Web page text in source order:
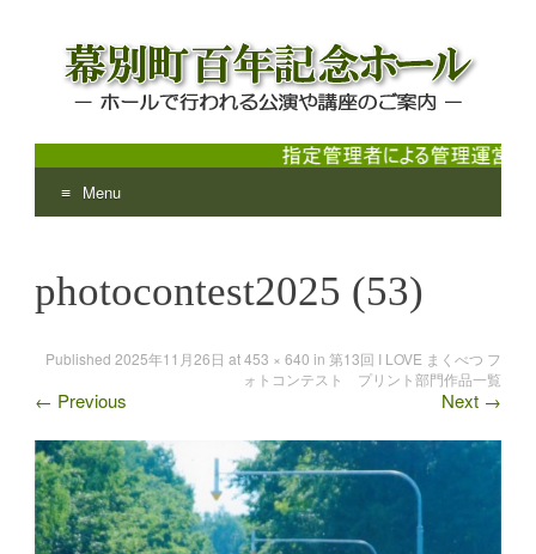
幕別町百年記念ホール
ホールで行われる公演や講座のご案内
Menu
content
photocontest2025 (53)
Published 2025年11月26日 at453 × 640 in 第13回 I LOVE まくべつ フ
ォトコンテスト プリント部門作品一覧
← Previous Next →